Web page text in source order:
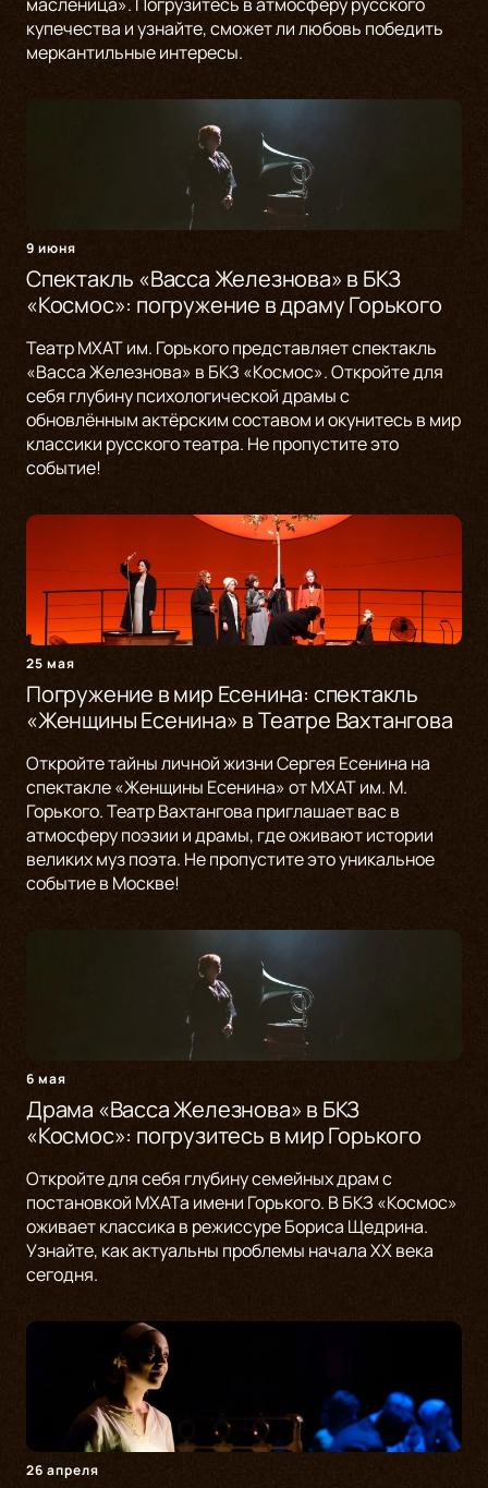
масленица». Погрузитесь в атмосферу русского
купечества и узнайте, сможет ли любовь победить
меркантильные интересы.
9 июня
Спектакль «Васса Железнова» в БКЗ
«Космос»: погружение в драму Горького
Театр МХАТ им. Горького представляет спектакль
«Васса Железнова» в БКЗ «Космос». Откройте для
себя глубину психологической драмы с
обновлённым актёрским составом и окунитесь в мир
классики русского театра. Не пропустите это
событие!
25 мая
Погружение в мир Есенина: спектакль
«Женщины Есенина» в Театре Вахтангова
Откройте тайны личной жизни Сергея Есенина на
спектакле «Женщины Есенина» от МХАТ им. М.
Горького. Театр Вахтангова приглашает вас в
атмосферу поэзии и драмы, где оживают истории
великих муз поэта. Не пропустите это уникальное
событие в Москве!
6 мая
Драма «Васса Железнова» в БКЗ
«Космос»: погрузитесь в мир Горького
Откройте для себя глубину семейных драм с
постановкой МХАТа имени Горького. В БКЗ «Космос»
оживает классика в режиссуре Бориса Щедрина.
Узнайте, как актуальны проблемы начала XX века
сегодня.
26 апреля